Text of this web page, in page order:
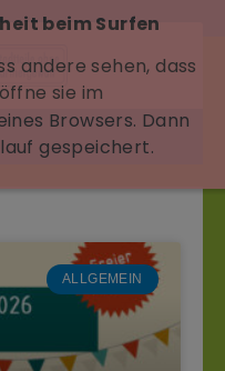
ALLGEMEIN
beim Surfen
andere sehen, dass
sie im
Browsers. Dann
gespeichert.